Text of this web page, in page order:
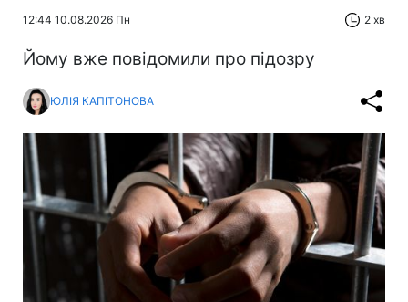
12:44 10.08.2026 Пн 2 хв
Йому вже повідомили про підозру
ЮЛІЯ КАПІТОНОВА